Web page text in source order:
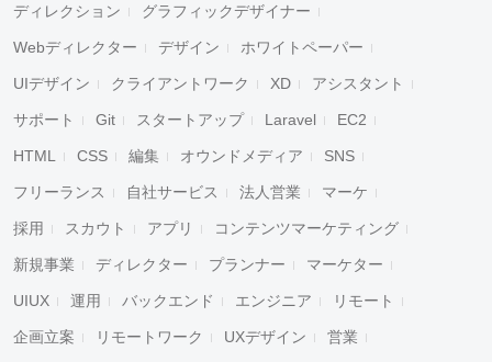
ディレクション グラフィックデザイナー
Webディレクター デザイン ホワイトペーパー
UIデザイン クライアントワーク XD アシスタント
サポート Git スタートアップ Laravel EC2
HTML CSS 編集 オウンドメディア SNS
フリーランス 自社サービス 法人営業 マーケ
採用 スカウト アプリ コンテンツマーケティング
新規事業 ディレクター プランナー マーケター
UIUX 運用 バックエンド エンジニア リモート
企画立案 リモートワーク UXデザイン 営業